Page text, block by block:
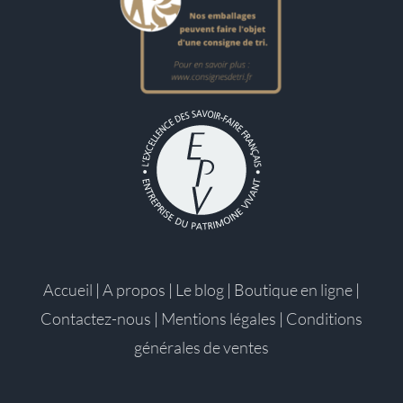
Accueil | A propos | Le blog | Boutique en ligne |
Contactez-nous | Mentions légales | Conditions
générales de ventes